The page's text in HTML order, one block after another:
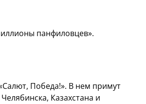
панфиловцев».
Победа!». В нем примут
Казахстана и